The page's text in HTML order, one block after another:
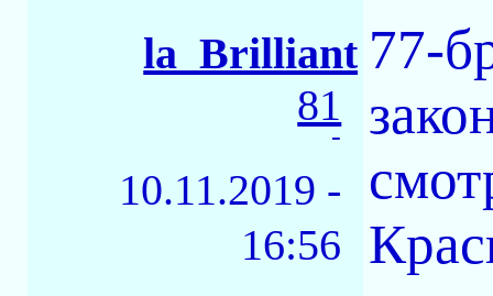
la_Brilliant
81
-
10.11.2019 -
16:56
77-